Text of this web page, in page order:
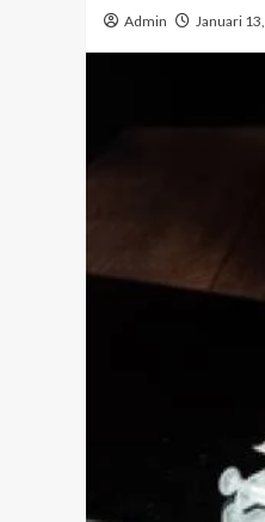
Admin Januari